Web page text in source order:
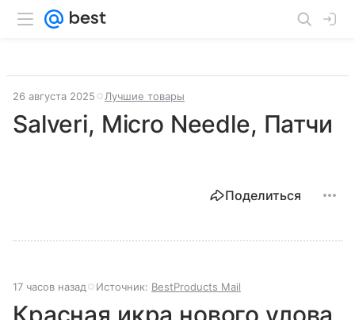
26 августа 2025 Лучшие товары
Salveri, Micro Needle, Патчи
Поделиться
17 часов назад Источник: BestProducts Mail